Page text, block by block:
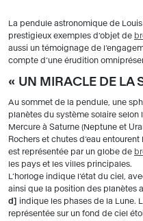
La pendule astronomique de
prestigieux exemples d’objet de
aussi un témoignage de
compte d’une érudition
« UN MIRACLE DE LA
Au sommet de la pendule, une
planètes du système solaire selon
Mercure à Saturne (Neptune et
Rochers et chutes d’eau
est représentée par un globe de
les pays et les villes principales.
L’horloge indique l’état du ciel,
ainsi que la position des planètes
d
indique les phases de la Lune.
représentée sur un fond de ciel